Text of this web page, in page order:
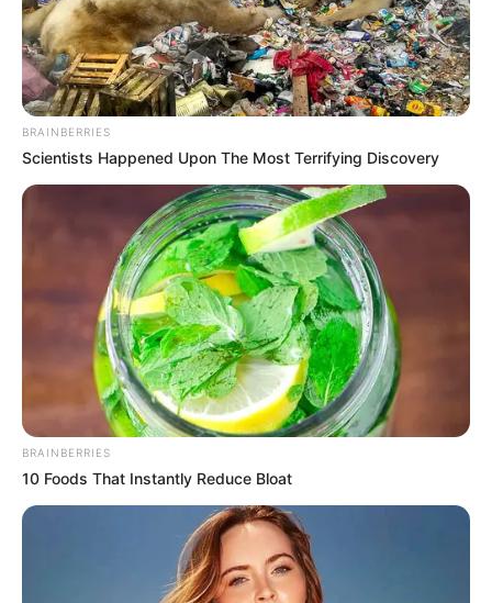
BRAINBERRIES
Scientists Happened Upon The Most Terrifying Discovery
BRAINBERRIES
10 Foods That Instantly Reduce Bloat